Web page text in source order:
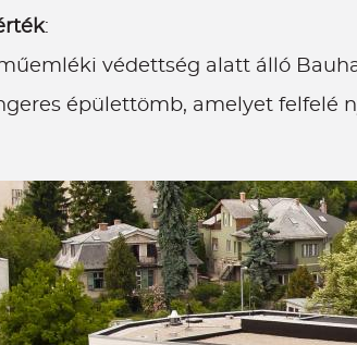
:
védettség alatt álló
épülettömb, amelyet felfelé